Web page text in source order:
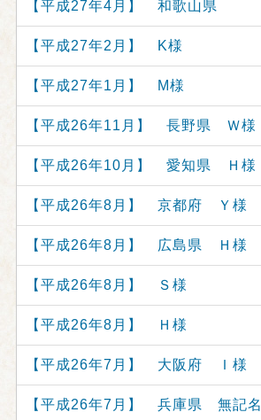
【平成27年4月】 和歌山県
【平成27年2月】 K様
【平成27年1月】 M様
【平成26年11月】 長野県 Ｗ様
【平成26年10月】 愛知県 Ｈ様
【平成26年8月】 京都府 Ｙ様
【平成26年8月】 広島県 Ｈ様
【平成26年8月】 Ｓ様
【平成26年8月】 Ｈ様
【平成26年7月】 大阪府 Ｉ様
【平成26年7月】 兵庫県 無記名